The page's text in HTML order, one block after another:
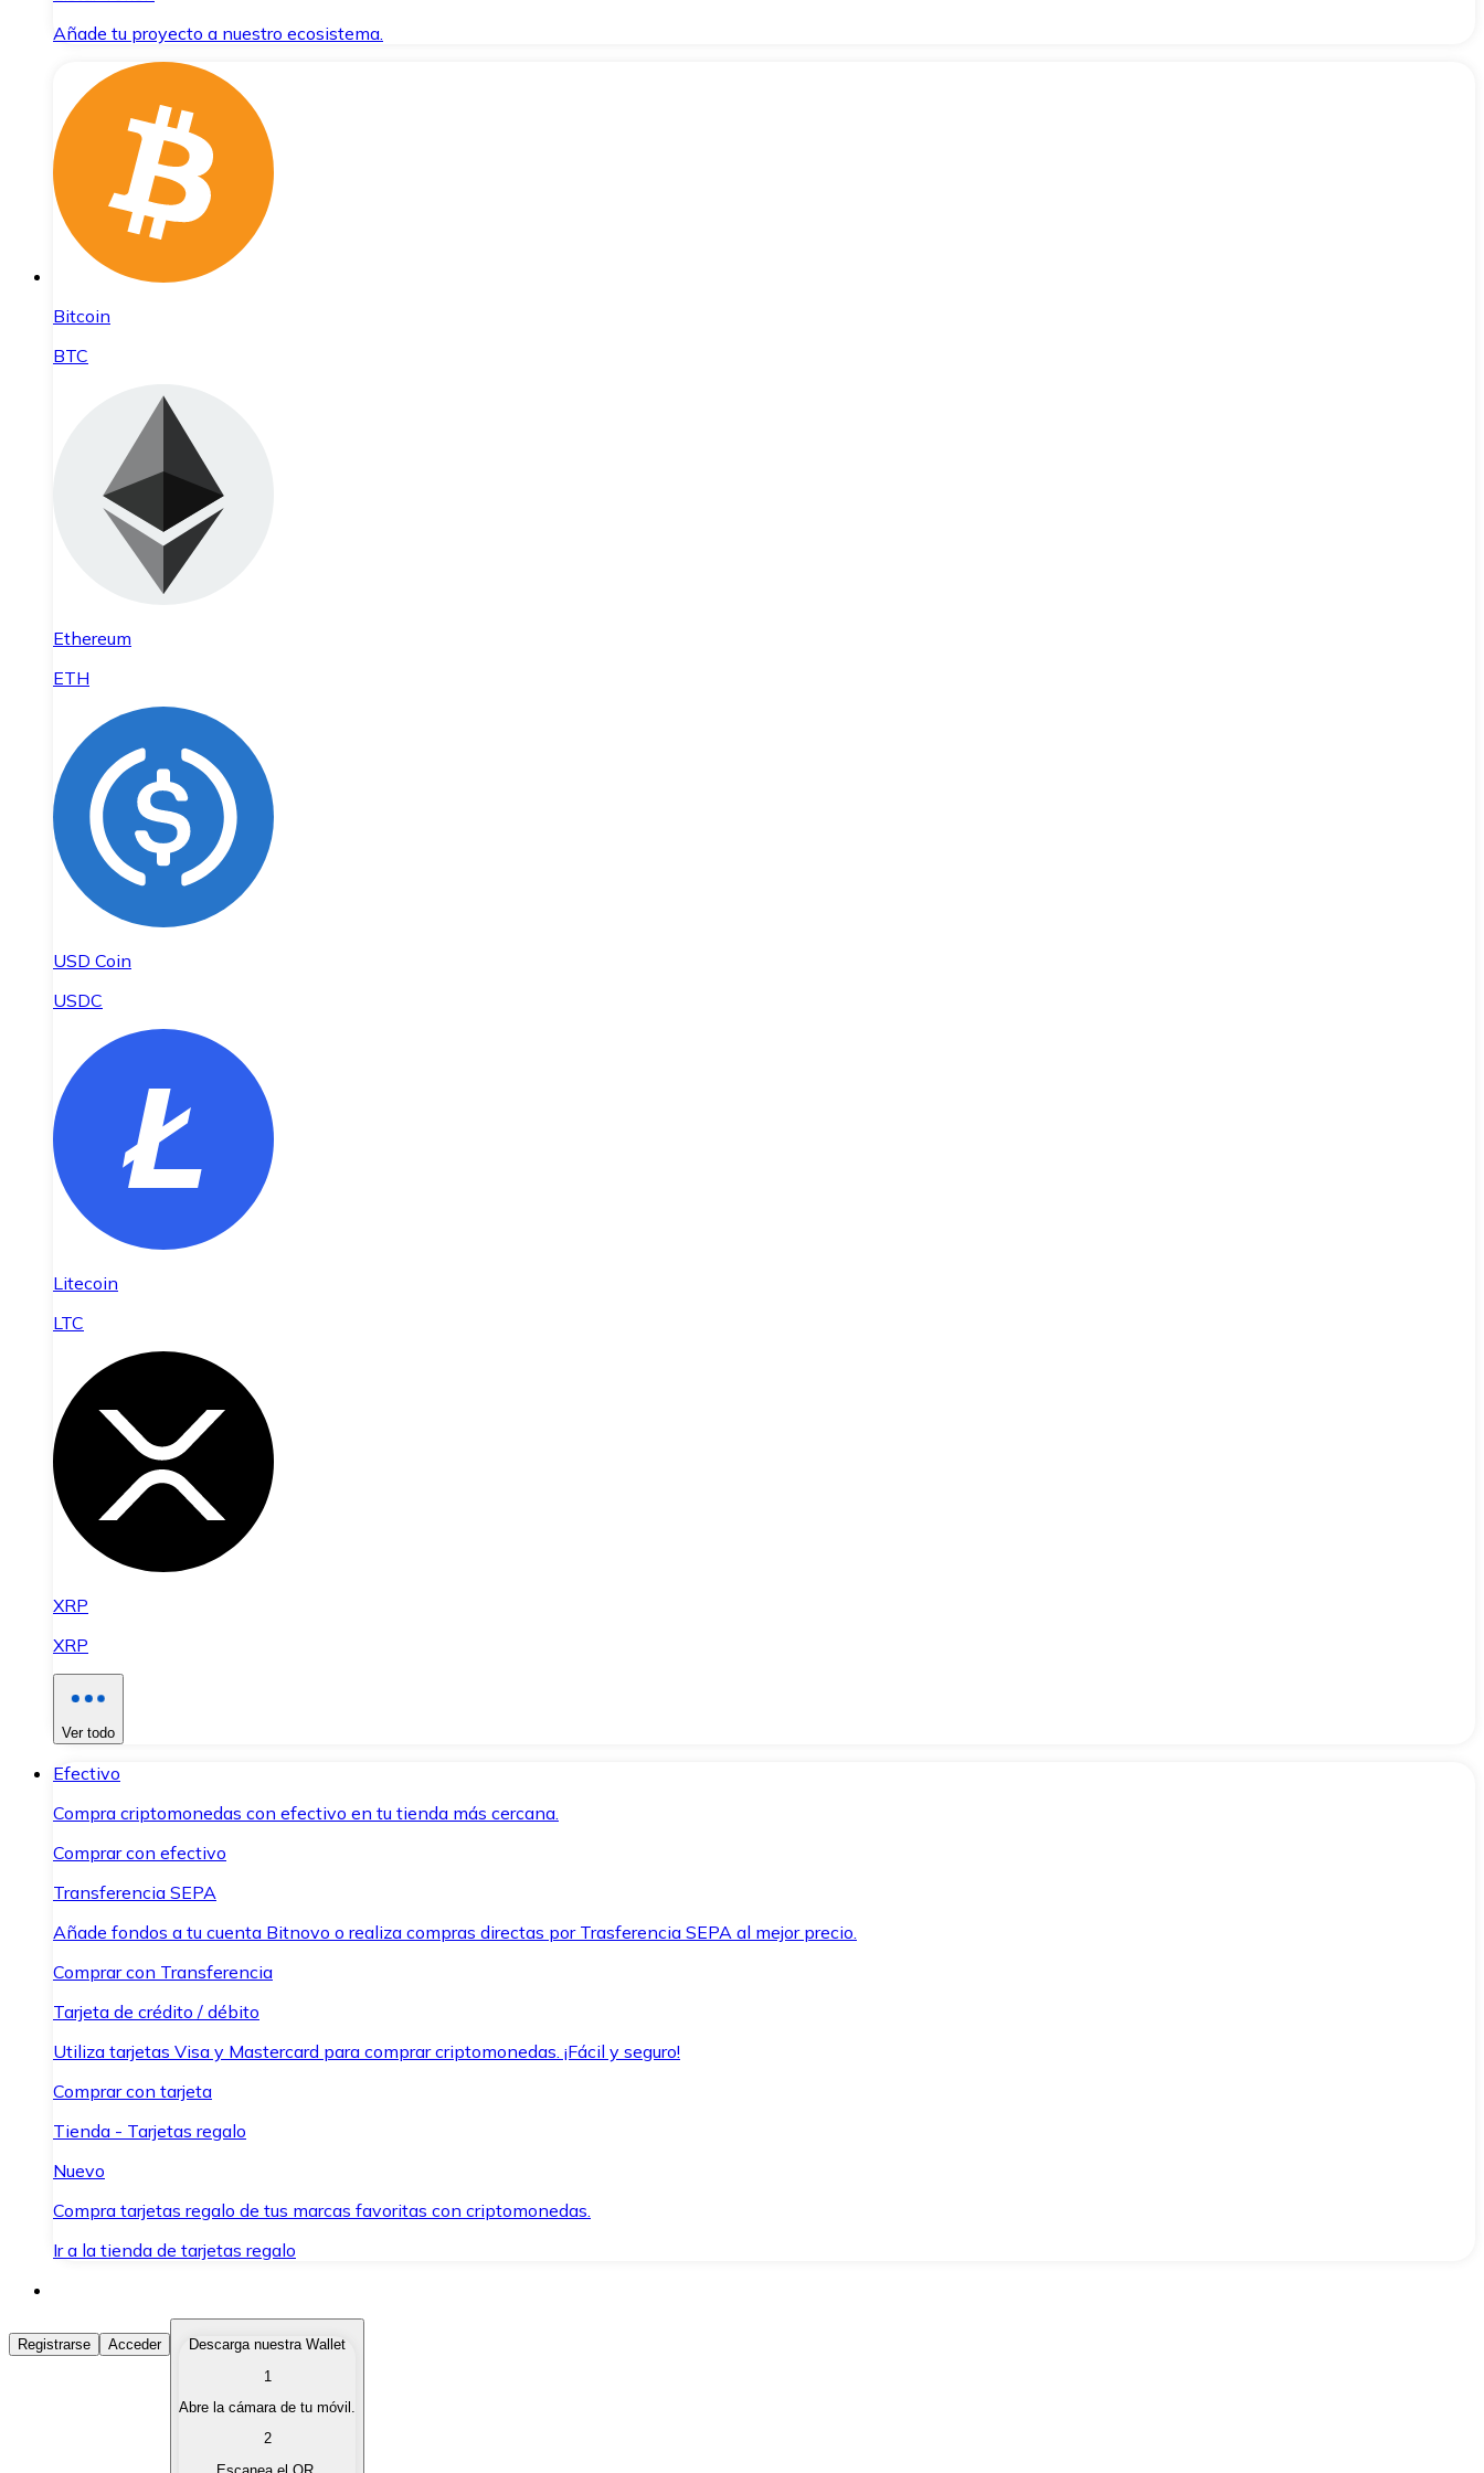
Añade tu proyecto a nuestro ecosistema.
Bitcoin
BTC
Ethereum
ETH
USD Coin
USDC
Litecoin
LTC
XRP
XRP
Ver todo
Efectivo
Compra criptomonedas con efectivo en tu tienda más cercana.
Comprar con efectivo
Transferencia SEPA
Añade fondos a tu cuenta Bitnovo o realiza compras directas por Trasferencia SEPA al mejor precio.
Comprar con Transferencia
Tarjeta de crédito / débito
Utiliza tarjetas Visa y Mastercard para comprar criptomonedas. ¡Fácil y seguro!
Comprar con tarjeta
Tienda - Tarjetas regalo
Nuevo
Compra tarjetas regalo de tus marcas favoritas con criptomonedas.
Ir a la tienda de tarjetas regalo
Comprar Criptomonedas
Compra criptomonedas con diferentes métodos de pago.
Vende tus criptomonedas de forma rápida y segura.
Registrarse Acceder
Descarga nuestra Wallet
1
Abre la cámara de tu móvil.
2